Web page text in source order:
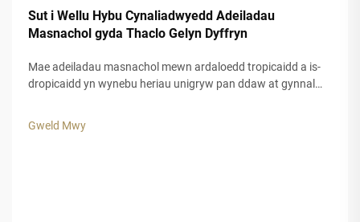
Sut i Wellu Hybu Cynaliadwyedd Adeiladau
Masnachol gyda Thaclo Gelyn Dyffryn
Mae adeiladau masnachol mewn ardaloedd tropicaidd a is-
dropicaidd yn wynebu heriau unigryw pan ddaw at gynnal
yn methu pan gaiff eu rhoi i agored i'w gofodolaeth gryf.
Gweld Mwy